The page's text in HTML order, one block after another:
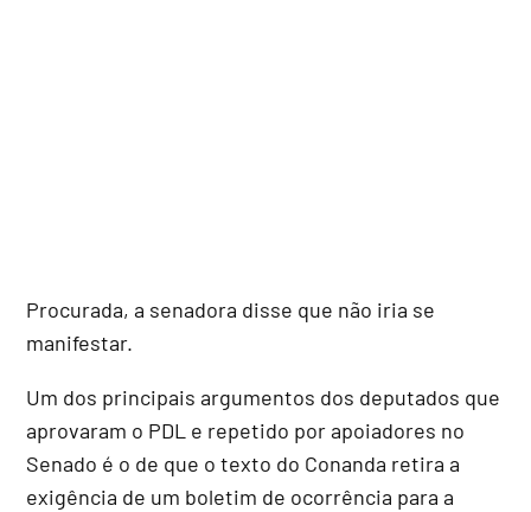
Procurada, a senadora disse que não iria se
manifestar.
Um dos principais argumentos dos deputados que
aprovaram o PDL e repetido por apoiadores no
Senado é o de que o texto do Conanda retira a
exigência de um boletim de ocorrência para a